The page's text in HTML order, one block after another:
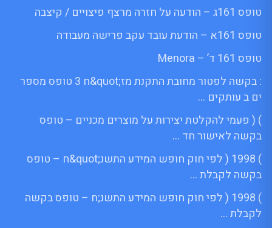
טופס 161ג – הודעה על חזרה מרצף פיצויים / קיצבה
טופס 161א – הודעת עובד עקב פרישה מעבודה
טופס 161 ד’ – Menora
: בקשה לפטור מחובת התקנת מז;quot&ח 3 טופס מספר
ים ב עותקים …
) ( פעמי להקלטת יצירות על מוצרים מכניים – טופס
בקשה לאישור חד …
) 1998 ( לפי חוק חופש המידע התשנ;quot&ח – טופס
בקשה לקבלת …
) 1998 ( לפי חוק חופש המידע התשנ;ח – טופס בקשה
לקבלת …